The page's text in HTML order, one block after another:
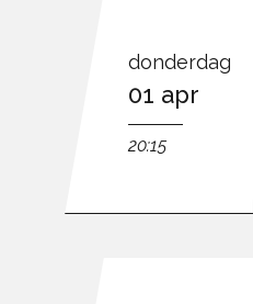
donderdag
01 apr
20:15